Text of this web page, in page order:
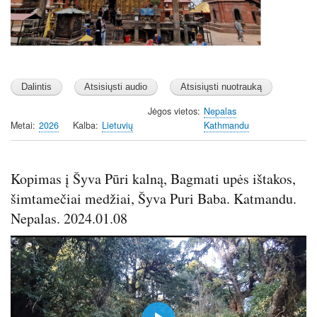
Metai 2026 Kalba Lietuvių
Jėgos vietos Nepalas
Kathmandu
Kopimas į Šyva Pūri kalną, Bagmati upės ištakos,
šimtamečiai medžiai, Šyva Puri Baba. Katmandu.
Nepalas. 2024.01.08